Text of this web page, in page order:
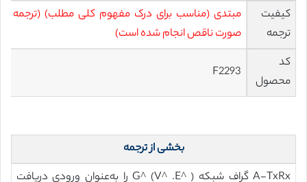
کیفیت
ترجمه
مبتدی (مناسب برای درک مفهوم کلی مطلب) (ترجمه به
صورت ناقص انجام شده است)
کد
محصول
F2293
بخشی از ترجمه
A-TxRx گراف شبکه G^ (V^ .E^ ) را به‌عنوان ورودی دریافت